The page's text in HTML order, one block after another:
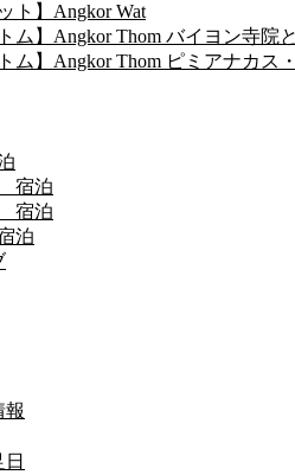
ト】Angkor Wat
ム】Angkor Thom バイヨン寺院
ム】Angkor Thom ピミアナカ
宿泊
宿泊
泊
報